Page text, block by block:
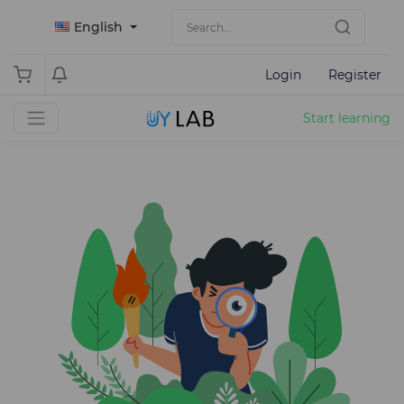
English
Login Register
Start learning